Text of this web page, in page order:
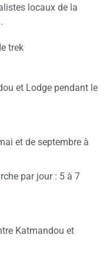
locaux de la
trek
et Lodge pendant le
et de septembre à
par jour : 5 à 7
Katmandou et